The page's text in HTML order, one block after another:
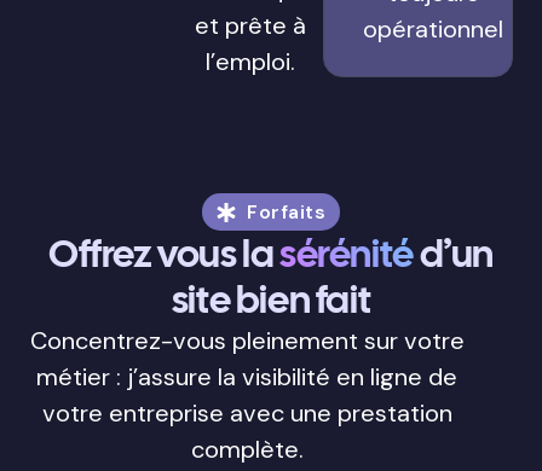
et prête à
l’emploi.
opérationnel
Forfaits
Offrez vous lasérénitéd’un
site bien fait
Concentrez-vous pleinement sur votre
métier : j’assure la visibilité en ligne de
votre entreprise avec une prestation
complète.